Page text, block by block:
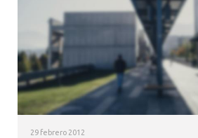
29 febrero 2012